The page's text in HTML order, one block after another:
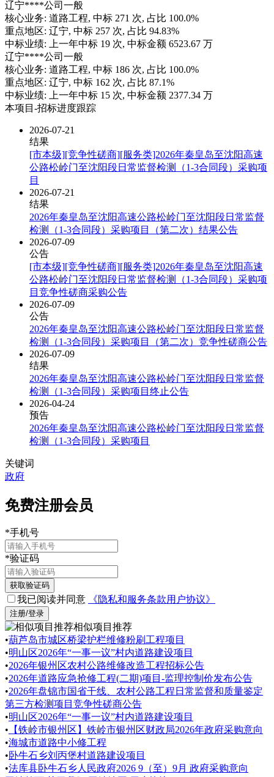
辽宁****公司 一般
核心业务: 道路工程, 中标 271 次, 占比 100.0%
重点地区: 辽宁, 中标 257 次, 占比 94.83%
中标业绩:
上一年中标 19 次, 中标金额 6523.67 万
辽宁****公司 一般
核心业务: 道路工程, 中标 186 次, 占比 100.0%
重点地区: 辽宁, 中标 162 次, 占比 87.1%
中标业绩:
上一年中标 15 次, 中标金额 2377.34 万
本项目-招标进度跟踪
2026-07-21
结果
[市本级][竞争性磋商][服务类]2026年秦皇岛至沈阳高速
公路松岭门至沈阳段日常监督检测（1-3合同段）采购项
目
2026-07-21
结果
2026年秦皇岛至沈阳高速公路松岭门至沈阳段日常监督
检测（1-3合同段）采购项目（第二次）结果公告
2026-07-09
公告
[市本级][竞争性磋商][服务类]2026年秦皇岛至沈阳高速
公路松岭门至沈阳段日常监督检测（1-3合同段）采购项
目竞争性磋商采购公告
2026-07-09
公告
2026年秦皇岛至沈阳高速公路松岭门至沈阳段日常监督
检测（1-3合同段）采购项目（第二次）竞争性磋商公告
2026-07-09
结果
2026年秦皇岛至沈阳高速公路松岭门至沈阳段日常监督
检测（1-3合同段）采购项目终止公告
2026-04-24
预告
2026年秦皇岛至沈阳高速公路松岭门至沈阳段日常监督
检测（1-3合同段）采购项目
关键词
政府
免费注册会员
*手机号
*验证码
获取验证码
我已阅读并同意 《隐私和服务条款用户协议》
注册/登录
相似项目推荐
•葫芦岛市城区桥梁护栏维修粉刷工程项目
•明山区2026年“一事一议”村内道路建设项目
•2026年银州区农村公路维修改造工程招标公告
•2026年道路应急抢修工程(二期)项目-监理控制价发布公告
•2026年盘锦市国省干线、农村公路工程日常监督和质量鉴定
第三方检测项目竞争性磋商公告
•明山区2026年“一事一议”村内道路建设项目
• 【铁岭市银州区】铁岭市银州区财政局2026年政府采购意向
•海城市道路中小修工程
•卧牛石乡刘丙堡村道路建设项目
•法库县卧牛石乡人民政府2026 9（至）9月 政府采购意向